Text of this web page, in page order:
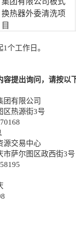
换热器外委清洗项
目
1个工作日。
提出询问，请按以
团有限公司
区热源街3号
源交易中心
市萨尔图区政西街3号